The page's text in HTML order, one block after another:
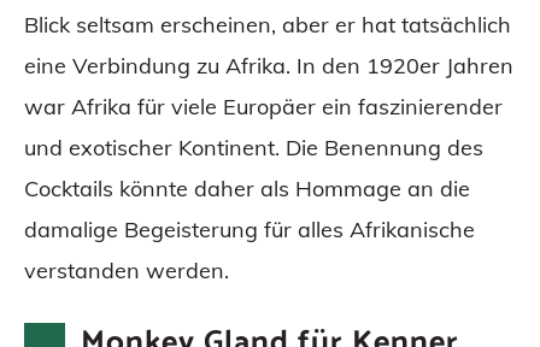
Blick seltsam erscheinen, aber er hat tatsächlich
eine Verbindung zu Afrika. In den 1920er Jahren
war Afrika für viele Europäer ein faszinierender
und exotischer Kontinent. Die Benennung des
Cocktails könnte daher als Hommage an die
damalige Begeisterung für alles Afrikanische
verstanden werden.